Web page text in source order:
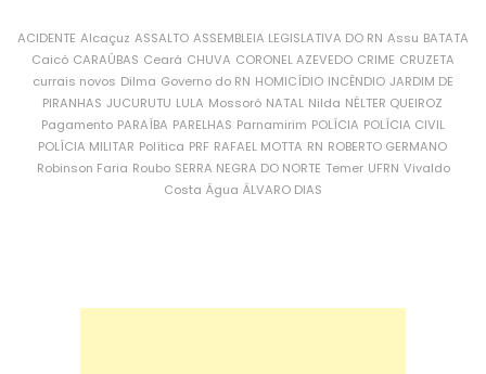
ACIDENTE Alcaçuz ASSALTO ASSEMBLEIA LEGISLATIVA DO RN Assu BATATA
Caicó CARAÚBAS Ceará CHUVA CORONEL AZEVEDO CRIME CRUZETA
currais novos Dilma Governo do RN HOMICÍDIO INCÊNDIO JARDIM DE
PIRANHAS JUCURUTU LULA Mossoró NATAL Nilda NÉLTER QUEIROZ
Pagamento PARAÍBA PARELHAS Parnamirim POLÍCIA POLÍCIA CIVIL
POLÍCIA MILITAR Política PRF RAFAEL MOTTA RN ROBERTO GERMANO
Robinson Faria Roubo SERRA NEGRA DO NORTE Temer UFRN Vivaldo
Costa Água ÁLVARO DIAS